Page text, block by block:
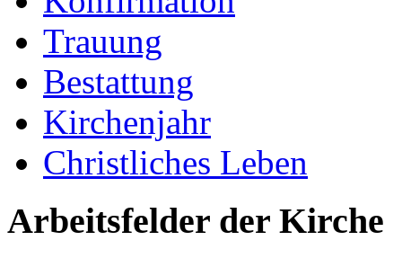
Trauung
Bestattung
Kirchenjahr
Christliches Leben
Arbeitsfelder der Kirche